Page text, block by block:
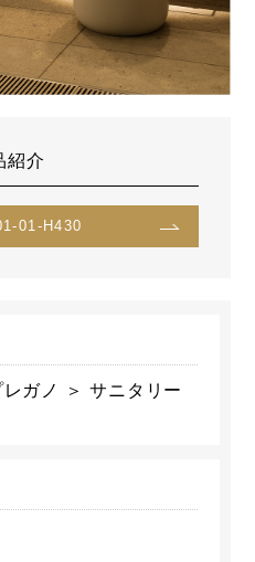
紹介
01-H430
ガノ ＞ サニタリー